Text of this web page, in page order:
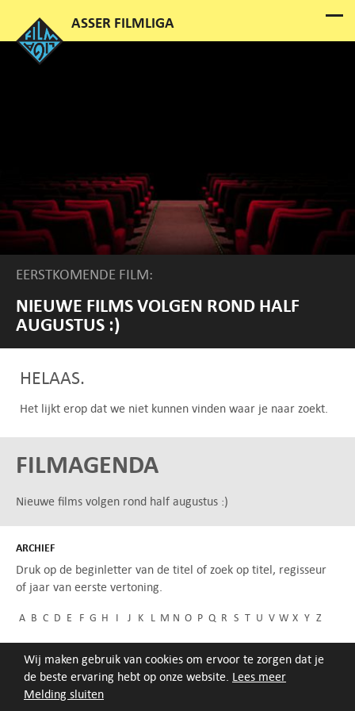
Melding sluiten
Wij maken gebruik van cookies om ervoor te zorgen dat je
de beste ervaring hebt op onze website. Lees meer
EERSTKOMENDE FILM:
NIEUWE FILMS VOLGEN ROND HALF
AUGUSTUS :)
HELAAS.
Het lijkt erop dat we niet kunnen vinden waar je naar zoekt.
FILMAGENDA
Nieuwe films volgen rond half augustus :)
ARCHIEF
Druk op de beginletter van de titel of zoek op titel, regisseur
of jaar van eerste vertoning.
A B C D E F G H I J K L M N O P Q R S T U V W X Y Z